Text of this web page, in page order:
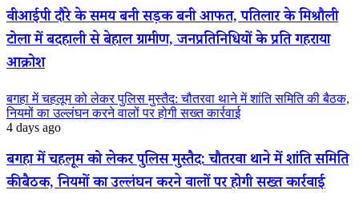
वीआईपी दौरे के समय बनी सड़क बनी आफत, पतिलार के मिश्रौली
टोला में बदहाली से बेहाल ग्रामीण, जनप्रतिनिधियों के प्रति गहराया
आक्रोश
बगहा में चहलूम को लेकर पुलिस मुस्तैद: चौतरवा थाने में शांति समिति की बैठक,
नियमों का उल्लंघन करने वालों पर होगी सख्त कार्रवाई
4 days ago
बगहा में चहलूम को लेकर पुलिस मुस्तैद: चौतरवा थाने में शांति समिति
की बैठक, नियमों का उल्लंघन करने वालों पर होगी सख्त कार्रवाई